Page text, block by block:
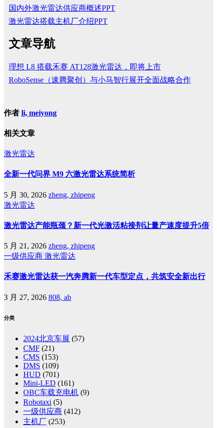
国内外激光雷达供应商概述PPT
激光雷达搭载主机厂介绍PPT
文章导航
理想 L8 搭载禾赛 AT128激光雷达，即将上市
RoboSense（速腾聚创）与小马智行展开全面战略合作
作者 li, meiyong
相关文章
激光雷达
全新一代问界 M9 六激光雷达系统简析
5 月 30, 2026 zheng, zhipeng
激光雷达
激光雷达产能瓶颈？新一代光激活粘接剂让量产速度提升5倍
5 月 21, 2026 zheng, zhipeng
一级供应商 激光雷达
禾赛激光雷达获一汽奔腾新一代车型定点，共筑安全新出行
3 月 27, 2026 808, ab
分类
2024北京车展 (57)
CMF (21)
CMS (153)
DMS (109)
HUD (701)
Mini-LED (161)
OBC车载充电机 (9)
Robotaxi (5)
一级供应商 (412)
主机厂 (253)